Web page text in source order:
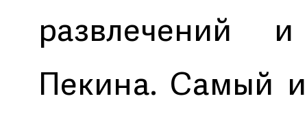
развлечений
Пекина. Самый